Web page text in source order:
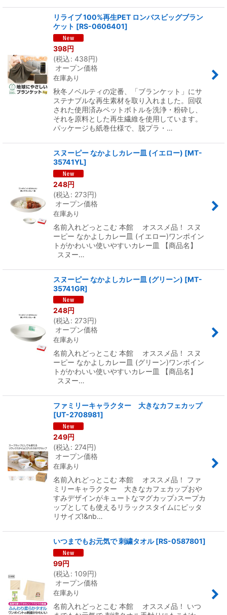
リライブ 100%再生PET ロンバスビッグブラン
ケット [RS-0606401]
398円
(税込: 438円)
オープン価格
在庫あり
秋冬ノベルティの定番、「ブランケット」にサ
ステナブルな再生素材を取り入れました。回収
された使用済みペットボトルを洗浄・粉砕し、
それを原料とした再生繊維を使用しています。
パッケージも紙巻仕様で、脱プラ・…
スヌーピー なかよしカレー皿 (イエロー) [MT-
35741YL]
248円
(税込: 273円)
オープン価格
在庫あり
名前入れどっとこむ 本館 オススメ品！ スヌ
ーピー なかよしカレー皿 (イエロー)ワンポイン
トがかわいい使いやすいカレー皿 【商品名】
スヌー…
スヌーピー なかよしカレー皿 (グリーン) [MT-
35741GR]
248円
(税込: 273円)
オープン価格
在庫あり
名前入れどっとこむ 本館 オススメ品！ スヌ
ーピー なかよしカレー皿 (グリーン)ワンポイン
トがかわいい使いやすいカレー皿 【商品名】
スヌー…
ファミリーキャラクター 大きなカフェカップ
[UT-2708981]
249円
(税込: 274円)
オープン価格
在庫あり
名前入れどっとこむ 本館 オススメ品！ ファ
ミリーキャラクター 大きなカフェカップおや
すみデザインがキュートなマグカップ♪スープカ
ップとしても使えるリラックスタイムにピッタ
リサイズ!&nb…
いつまでもお元気で 刺繍タオル [RS-0587801]
99円
(税込: 109円)
オープン価格
在庫あり
名前入れどっとこむ 本館 オススメ品！ いつ